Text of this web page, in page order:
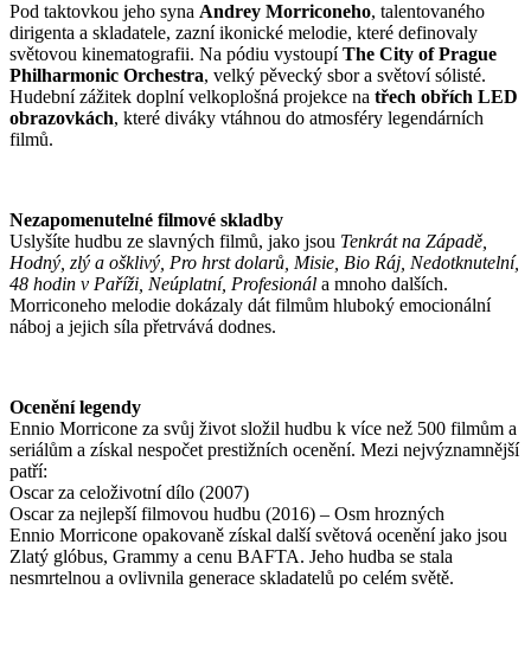
Pod taktovkou jeho syna Andrey Morriconeho, talentovaného
dirigenta a skladatele, zazní ikonické melodie, které definovaly
světovou kinematografii. Na pódiu vystoupíThe City of Prague
Philharmonic Orchestra, velký pěvecký sbor a světoví sólisté.
Hudební zážitek doplní velkoplošná projekce na třech obřích LED
obrazovkách, které diváky vtáhnou do atmosféry legendárních
filmů.
Nezapomenutelné filmové skladby
Uslyšíte hudbu ze slavných filmů, jako jsou Tenkrát na Západě,
Hodný, zlý a ošklivý, Pro hrst dolarů, Misie, Bio Ráj, Nedotknutelní,
48 hodin v Paříži, Neúplatní, Profesionál a mnoho dalších.
Morriconeho melodie dokázaly dát filmům hluboký emocionální
náboj a jejich síla přetrvává dodnes.
Ocenění legendy
Ennio Morricone za svůj život složil hudbu k více než 500 filmům a
seriálům a získal nespočet prestižních ocenění. Mezi nejvýznamnější
patří:
Oscar za celoživotní dílo (2007)
Oscar za nejlepší filmovou hudbu (2016) – Osm hrozných
Ennio Morricone opakovaně získal další světová ocenění jako jsou
Zlatý glóbus, Grammy a cenu BAFTA. Jeho hudba se stala
nesmrtelnou a ovlivnila generace skladatelů po celém světě.